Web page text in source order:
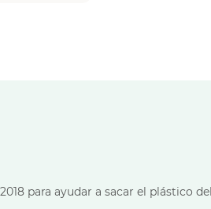
para ayudar a sacar el plástico